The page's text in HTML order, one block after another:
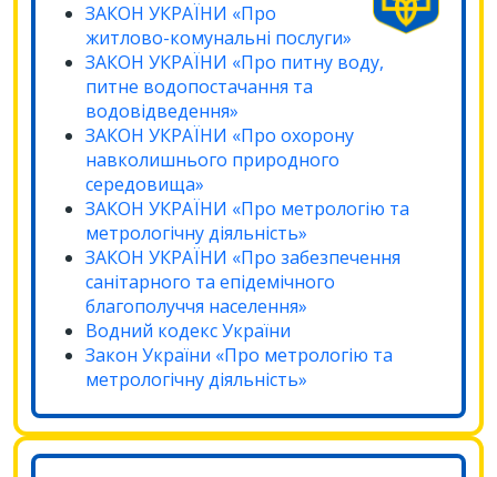
ЗАКОН УКРАЇНИ «Про
житлово-комунальні послуги»
ЗАКОН УКРАЇНИ «Про питну воду,
питне водопостачання та
водовідведення»
ЗАКОН УКРАЇНИ «Про охорону
навколишнього природного
середовища»
ЗАКОН УКРАЇНИ «Про метрологію та
метрологічну діяльність»
ЗАКОН УКРАЇНИ «Про забезпечення
санітарного та епідемічного
благополуччя населення»
Водний кодекс України
Закон України «Про метрологію та
метрологічну діяльність»